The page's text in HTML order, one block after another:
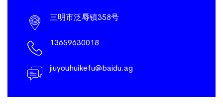
三明市泛辱镇358号
13659630018
jiuyouhuikefu@baidu.ag